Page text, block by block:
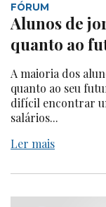
FÓRUM
Alunos de
quanto ao
A maioria dos
quanto ao seu
difícil encontrar
salários...
Ler mais